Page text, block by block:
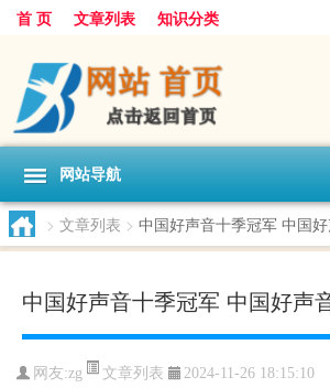
首 页 文章列表 知识分类
网站导航
> 文章列表 > 中国好声音十季冠军 中国
中国好声音十季冠军 中国好声
网友:zg 文章列表 2024-11-26 18:15:10